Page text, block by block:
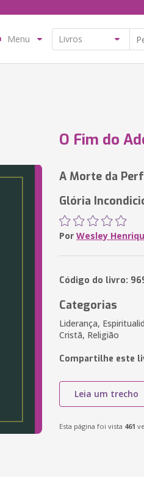
Menu
O Fim do
A Morte da
Glória
Por Wesley
Código do livro:
Categorias
Liderança,
Cristã, Religião
Compartilhe este
Leia um trecho
Esta página foi vista 461